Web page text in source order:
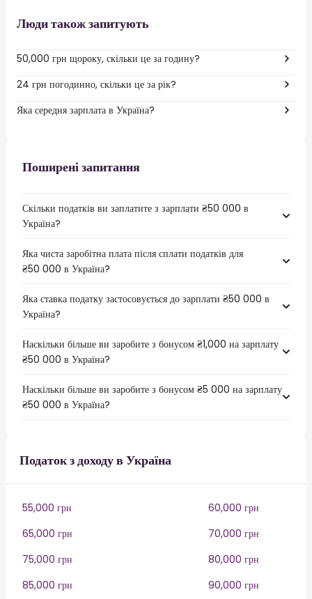
Люди також запитують
50,000 грн щороку, скільки це за годину?
24 грн погодинно, скільки це за рік?
Яка середня зарплата в Україна?
Поширені запитання
Скільки податків ви заплатите з зарплати ₴50 000 в
Україна?
Яка чиста заробітна плата після сплати податків для
₴50 000 в Україна?
Яка ставка податку застосовується до зарплати ₴50 000 в
Україна?
Наскільки більше ви заробите з бонусом ₴1,000 на зарплату
₴50 000 в Україна?
Наскільки більше ви заробите з бонусом ₴5 000 на зарплату
₴50 000 в Україна?
Податок з доходу в Україна
55,000 грн
60,000 грн
65,000 грн
70,000 грн
75,000 грн
80,000 грн
85,000 грн
90,000 грн